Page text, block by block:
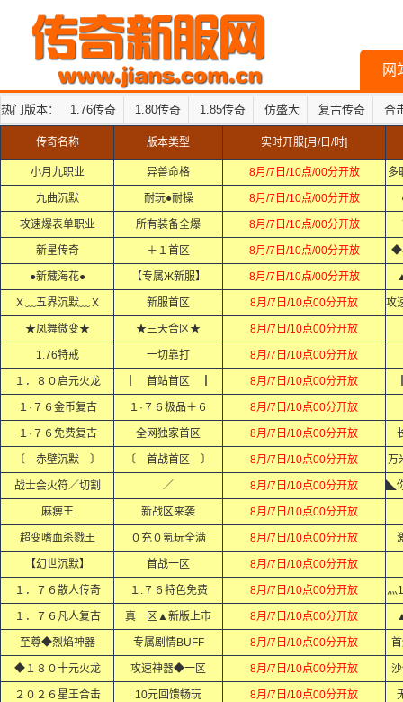
网
热门版本： 1.76传奇 1.80传奇 1.85传奇 仿盛大 复古传奇 合
传奇名称 版本类型 实时开服[月/日/时]
小月九职业 异兽命格 8月/7日/10点/00分开放 多
九曲沉默 耐玩●耐操 8月/7日/10点/00分开放
攻速爆表单职业 所有装备全爆 8月/7日/10点/00分开放
新星传奇 ＋１首区 8月/7日/10点/00分开放 ◆
●新藏海花● 【专属Ж新服】 8月/7日/10点/00分开放
Ｘ﹏五界沉默﹏Ｘ 新服首区 8月/7日/10点00分开放
★凤舞微变★ ★三天合区★ 8月/7日/10点00分开放
1.76特戒 一切靠打 8月/7日/10点00分开放
１．８０启元火龙 ┃ 首站首区 ┃ 8月/7日/10点00分开放
１·７６金币复古 １·７６极品＋６ 8月/7日/10点00分开放
１·７６免费复古 全网独家首区 8月/7日/10点00分开放
〔 赤壁沉默 〕 〔 首战首区 〕 8月/7日/10点00分开放 万
战士会火符／切割 ／ 8月/7日/10点00分开放
麻痹王 新战区来袭 8月/7日/10点00分开放
超变嗜血杀戮王 ０充０氪玩全满 8月/7日/10点00分开放
【幻世沉默】 首战一区 8月/7日/10点00分开放
１．７６散人传奇 １.７６特色免费 8月/7日/10点00分开放 灬
１．７６凡人复古 真一区▲新版上市 8月/7日/10点00分开放
至尊◆烈焰神器 专属剧情BUFF 8月/7日/10点00分开放
◆１８０十元火龙 攻速神器◆一区 8月/7日/10点00分开放
２０２６星王合击 10元回馈畅玩 8月/7日/10点00分开放